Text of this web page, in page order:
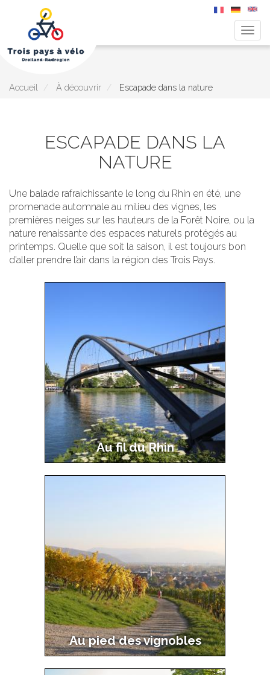
Aller
principal
Accueil À découvrir Escapade dans la nature
ESCAPADE DANS LA
NATURE
Une balade rafraichissante le long du Rhin en été, une
promenade automnale au milieu des vignes, les
premières neiges sur les hauteurs de la Forêt Noire, ou la
nature renaissante des espaces naturels protégés au
printemps. Quelle que soit la saison, il est toujours bon
d’aller prendre l’air dans la région des Trois Pays.
navigation
Au fil du Rhin
Au pied des vignobles